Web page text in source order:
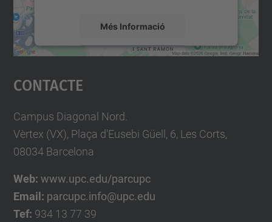
Més Informació
Accepta
powered by
Contacte
Campus Diagonal Nord.
Vèrtex (VX), Plaça d'Eusebi Güell, 6, Les Corts,
08034 Barcelona
Web: www.upc.edu/parcupc
Email: parcupc.info@upc.edu
Tef: 934 13 77 39